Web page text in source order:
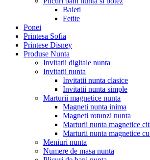
Baieti
Fetite
Ponei
Printesa Sofia
Printese Disney
Produse Nunta
Invitatii digitale nunta
Invitatii nunta
Invitatii nunta clasice
Invitatii nunta simple
Marturii magnetice nunta
Magneti nunta inima
Magneti rotunzi nunta
Marturii nunta magnetice
Marturii nunta magnetice
Meniuri nunta
Numere de masa nunta